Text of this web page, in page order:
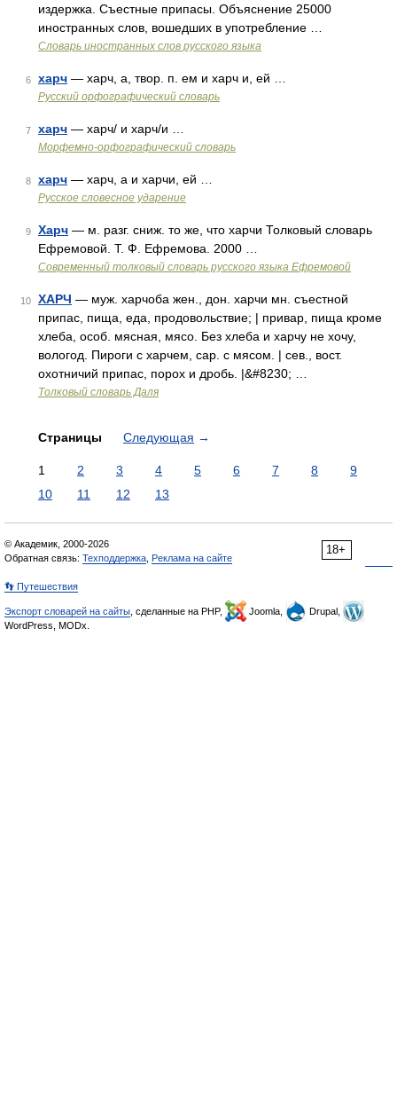
издержка. Съестные припасы. Объяснение 25000
иностранных слов, вошедших в употребление …
Словарь иностранных слов русского языка
6 харч — харч, а, твор. п. ем и харч и, ей …
Русский орфографический словарь
7 харч — харч/ и харч/и …
Морфемно-орфографический словарь
8 харч — харч, а и харчи, ей …
Русское словесное ударение
9 Харч — м. разг. сниж. то же, что харчи Толковый словарь
Ефремовой. Т. Ф. Ефремова. 2000 …
Современный толковый словарь русского языка Ефремовой
10 ХАРЧ — муж. харчоба жен., дон. харчи мн. съестной
припас, пища, еда, продовольствие; | привар, пища кроме
хлеба, особ. мясная, мясо. Без хлеба и харчу не хочу,
вологод. Пироги с харчем, сар. с мясом. | сев., вост.
охотничий припас, порох и дробь. |&#8230; …
Толковый словарь Даля
Страницы Следующая →
1 2 3 4 5 6 7 8
9
10
11 12 13
18+
© Академик, 2000-2026
Обратная связь: Техподдержка Реклама на сайте
👣 Путешествия
Экспорт словарей на сайты , сделанные на PHP, Joomla,
Drupal,
WordPress, MODx.